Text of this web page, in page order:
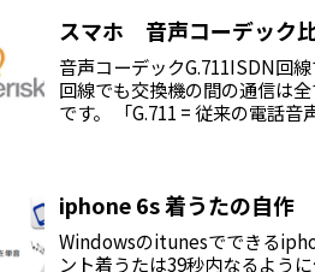
スマホ 音声コーデック
音声コーデックG.711ISDN回
回線でも交換機の間の通信は
です。 「G.711 = 従来の電話
iphone 6s 着うたの自作
Windowsのitunesでできる
ント着うたは39秒内なるよう